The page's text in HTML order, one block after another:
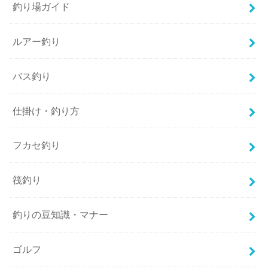
釣り場ガイド
ルアー釣り
バス釣り
仕掛け・釣り方
フカセ釣り
筏釣り
釣りの豆知識・マナー
ゴルフ